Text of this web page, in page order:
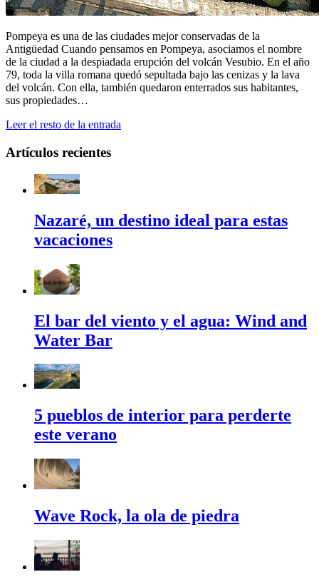
Pompeya es una de las ciudades mejor conservadas de la
Antigüedad Cuando pensamos en Pompeya, asociamos el nombre
de la ciudad a la despiadada erupción del volcán Vesubio. En el año
79, toda la villa romana quedó sepultada bajo las cenizas y la lava
del volcán. Con ella, también quedaron enterrados sus habitantes,
sus propiedades…
Leer el resto de la entrada
Artículos recientes
Nazaré, un destino ideal para estas
vacaciones
El bar del viento y el agua: Wind and
Water Bar
5 pueblos de interior para perderte
este verano
Wave Rock, la ola de piedra